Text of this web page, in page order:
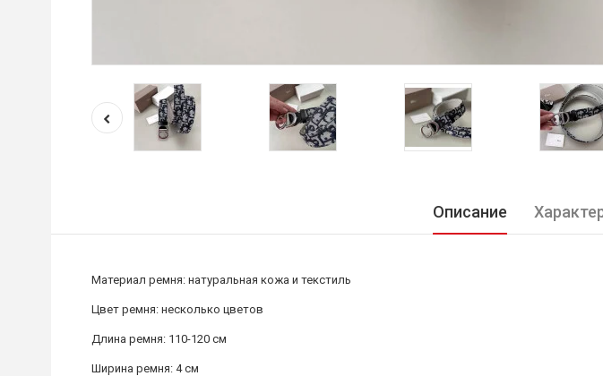
Описание
Материал ремня: натуральная кожа и текстиль
Цвет ремня: несколько цветов
Длина ремня: 110-120 см
Ширина ремня: 4 см